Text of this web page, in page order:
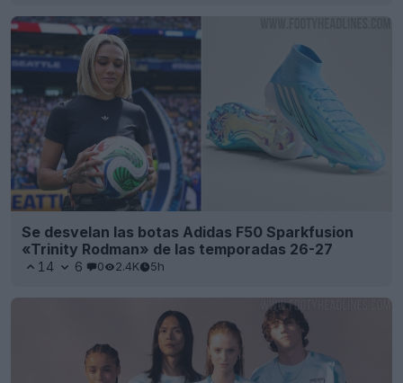
Se desvelan las botas Adidas F50 Sparkfusion
«Trinity Rodman» de las temporadas 26-27
14 6 0 2.4K 5h